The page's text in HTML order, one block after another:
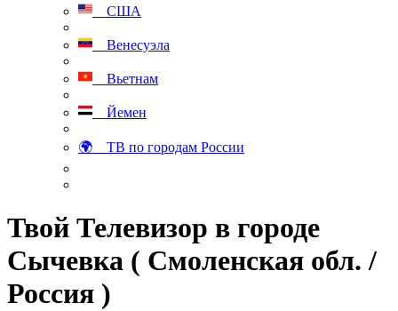
США
Венесуэла
Вьетнам
Йемен
🌍 ТВ по городам России
Твой Телевизор в городе
Сычевка ( Смоленская обл. /
Россия )